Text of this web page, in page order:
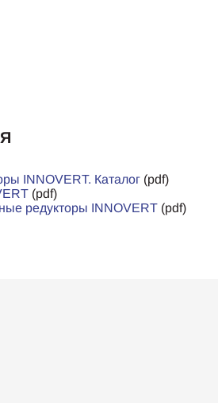
INNOVERT. Каталог (pdf)
(pdf)
редукторы INNOVERT (pdf)